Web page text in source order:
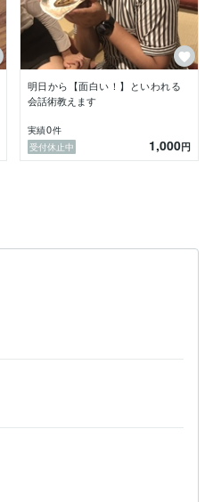
明日から【面白い！】といわれる
会話術教えます
実績0件
受付休止中
1,000円